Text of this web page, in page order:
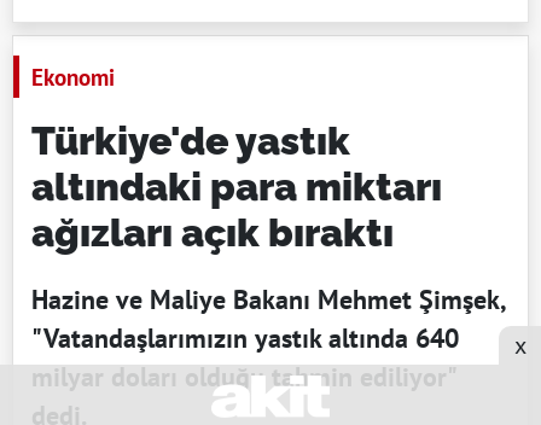
Ekonomi
Türkiye'de yastık
altındaki para miktarı
ağızları açık bıraktı
Hazine ve Maliye Bakanı Mehmet Şimşek,
"Vatandaşlarımızın yastık altında 640
milyar doları olduğu tahmin ediliyor"
dedi.
x